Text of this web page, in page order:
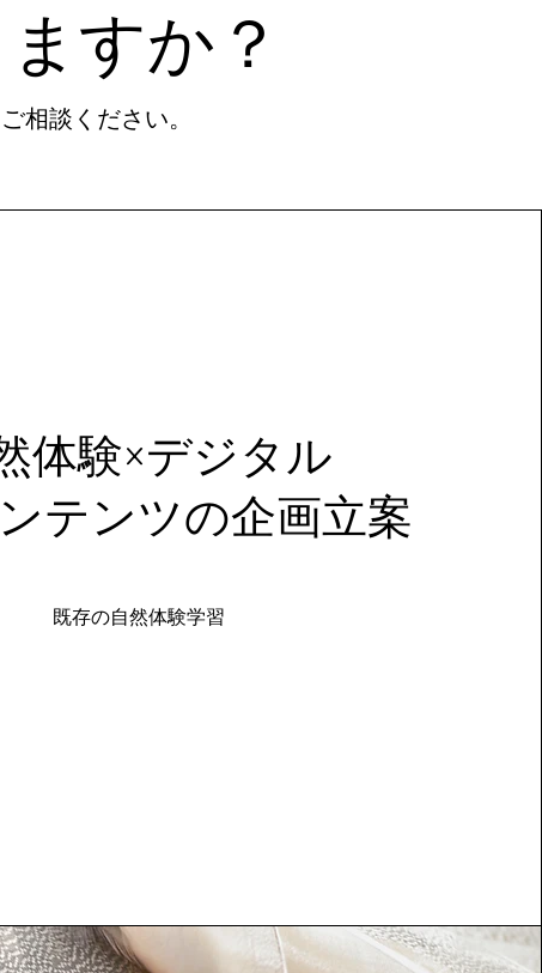
すか？
相談ください。
体験×デジタル
テンツの企画立案
​既存の自然体験学習